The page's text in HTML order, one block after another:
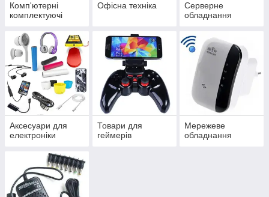
Комп'ютерні
комплектуючі
Офісна техніка
Серверне
обладнання
Аксесуари для
електроніки
Товари для
геймерів
Мережеве
обладнання